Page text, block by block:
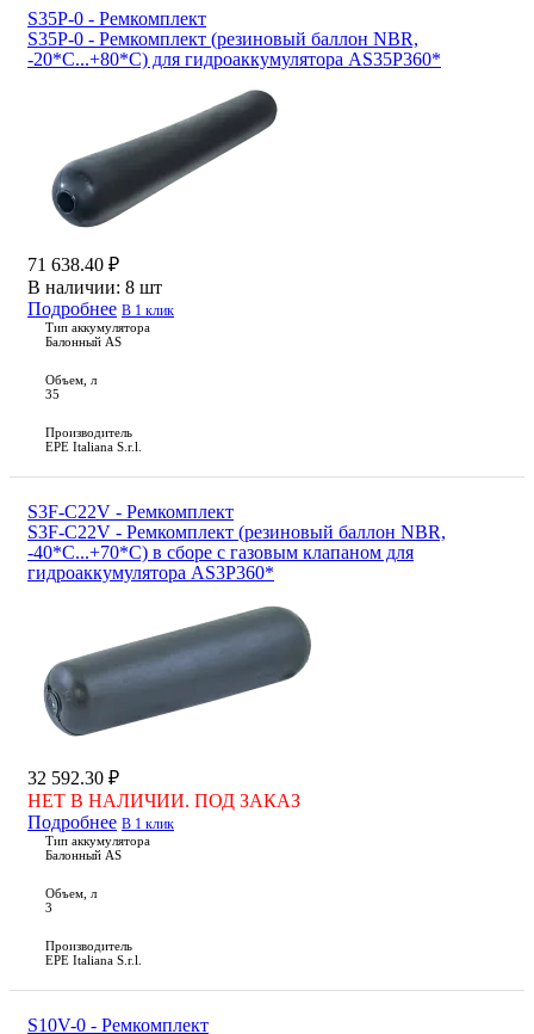
S35P-0 - Ремкомплект
S35P-0 - Ремкомплект (резиновый баллон NBR,
-20*С...+80*С) для гидроаккумулятора AS35P360*
71 638.40 ₽
В наличии: 8 шт
Подробнее В 1 клик
Тип аккумулятора
Балонный AS
Объем, л
35
Производитель
EPE Italiana S.r.l.
S3F-C22V - Ремкомплект
S3F-C22V - Ремкомплект (резиновый баллон NBR,
-40*С...+70*С) в сборе с газовым клапаном для
гидроаккумулятора AS3P360*
32 592.30 ₽
НЕТ В НАЛИЧИИ. ПОД ЗАКАЗ
Подробнее В 1 клик
Тип аккумулятора
Балонный AS
Объем, л
3
Производитель
EPE Italiana S.r.l.
S10V-0 - Ремкомплект